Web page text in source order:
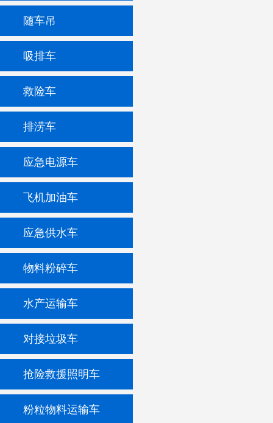
随车吊
吸排车
救险车
排涝车
应急电源车
飞机加油车
应急供水车
物料粉碎车
水产运输车
对接垃圾车
抢险救援照明车
粉粒物料运输车